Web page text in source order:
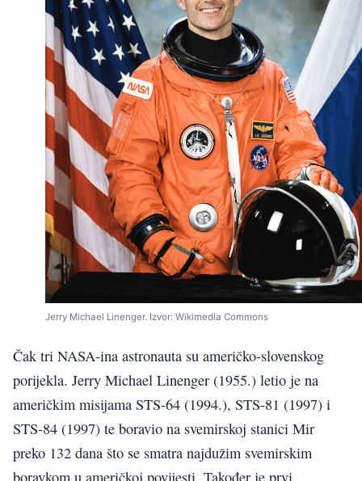
Jerry Michael Linenger. Izvor: Wikimedia Commons
Čak tri NASA-ina astronauta su američko-slovenskog
porijekla. Jerry Michael Linenger (1955.) letio je na
američkim misijama STS-64 (1994.), STS-81 (1997) i
STS-84 (1997) te boravio na svemirskoj stanici Mir
preko 132 dana što se smatra najdužim svemirskim
boravkom u američkoj povijesti. Također je prvi